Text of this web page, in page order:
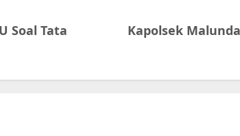
Soal Tata
Kapolsek